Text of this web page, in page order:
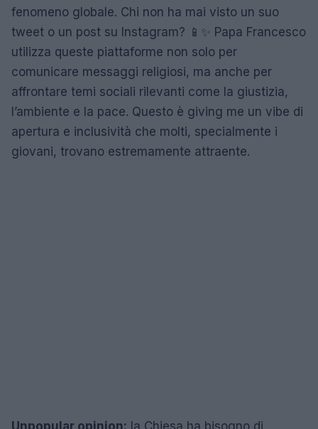
fenomeno globale. Chi non ha mai visto un suo
tweet o un post su Instagram? 📱✨ Papa Francesco
utilizza queste piattaforme non solo per
comunicare messaggi religiosi, ma anche per
affrontare temi sociali rilevanti come la giustizia,
l’ambiente e la pace. Questo è giving me un vibe di
apertura e inclusività che molti, specialmente i
giovani, trovano estremamente attraente.
Unpopular opinion: la Chiesa ha bisogno di